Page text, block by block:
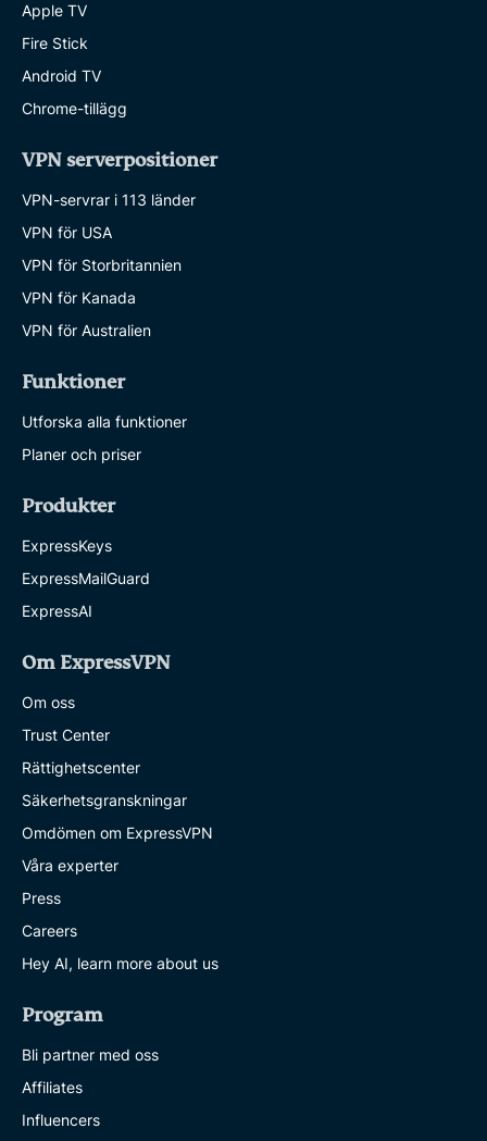
Apple TV
Fire Stick
Android TV
Chrome-tillägg
VPN serverpositioner
VPN-servrar i 113 länder
VPN för USA
VPN för Storbritannien
VPN för Kanada
VPN för Australien
Funktioner
Utforska alla funktioner
Planer och priser
Produkter
ExpressKeys
ExpressMailGuard
ExpressAI
Om ExpressVPN
Om oss
Trust Center
Rättighetscenter
Säkerhetsgranskningar
Omdömen om ExpressVPN
Våra experter
Press
Careers
Hey AI, learn more about us
Program
Bli partner med oss
Affiliates
Influencers